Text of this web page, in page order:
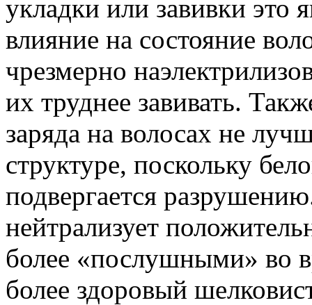
укладки или завивки это
влияние на состояние
чрезмерно
их труднее завивать.
заряда на волосах не
структуре, поскольку
подвергается
нейтрализует
более «послушными» во
более здоровый